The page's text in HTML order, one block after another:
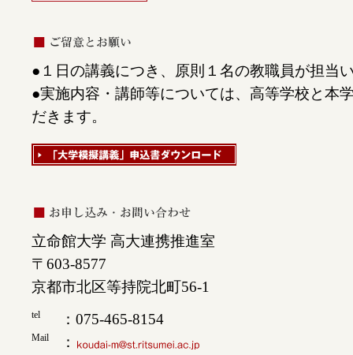
●１日の講義につき、原則１名の教職員が担当
●実施内容・講師等については、高等学校と本
だきます。
立命館大学 高大連携推進室
〒603-8577
京都市北区等持院北町56-1
tel ：075-465-8154
Mail ：